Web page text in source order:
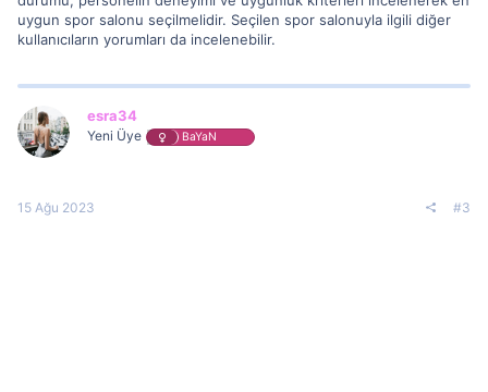
uygun spor salonu seçilmelidir. Seçilen spor salonuyla ilgili diğer
kullanıcıların yorumları da incelenebilir.
esra34
Yeni Üye BaYaN
15 Ağu 2023 #3